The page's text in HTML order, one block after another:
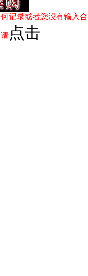
记录或者您没有输入
点击